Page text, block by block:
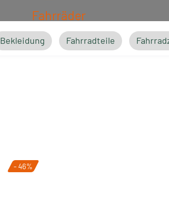
Fahrräder
Bekleidung Fahrradteile
- 46%